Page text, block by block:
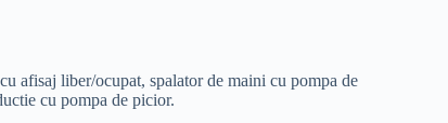
afisaj liber/ocupat, spalator de maini cu pompa de
cu pompa de picior.